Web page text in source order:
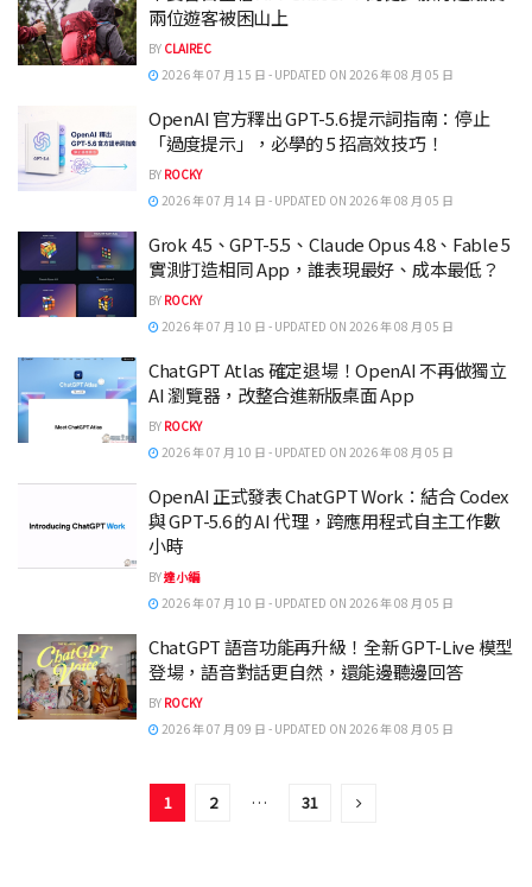
兩位遊客被困山上
BY CLAIREC
2026 年 07 月 15 日 - UPDATED ON 2026 年 08 月 05 日
OpenAI 官方釋出 GPT-5.6 提示詞指南：停止
「過度提示」，必學的 5 招高效技巧！
BY ROCKY
2026 年 07 月 14 日 - UPDATED ON 2026 年 08 月 05 日
Grok 4.5、GPT-5.5、Claude Opus 4.8、Fable 5
實測打造相同 App，誰表現最好、成本最低？
BY ROCKY
2026 年 07 月 10 日 - UPDATED ON 2026 年 08 月 05 日
ChatGPT Atlas 確定退場！OpenAI 不再做獨立
AI 瀏覽器，改整合進新版桌面 App
BY ROCKY
2026 年 07 月 10 日 - UPDATED ON 2026 年 08 月 05 日
OpenAI 正式發表 ChatGPT Work：結合 Codex
與 GPT-5.6 的 AI 代理，跨應用程式自主工作數
小時
BY達小編
2026 年 07 月 10 日 - UPDATED ON 2026 年 08 月 05 日
ChatGPT 語音功能再升級！全新 GPT-Live 模型
登場，語音對話更自然，還能邊聽邊回答
BY ROCKY
2026 年 07 月 09 日 - UPDATED ON 2026 年 08 月 05 日
1 2 … 31